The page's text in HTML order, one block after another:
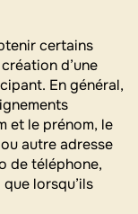
certains
d’une
En général,
et le prénom, le
autre adresse
de téléphone,
lorsqu’ils